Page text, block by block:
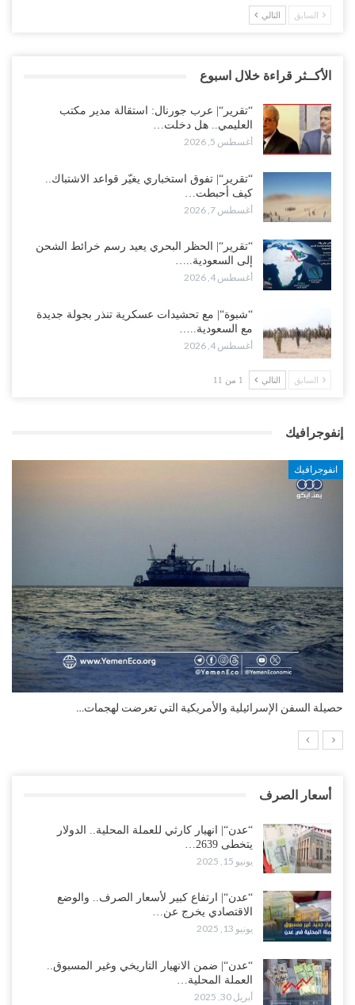
السابق التالي
الأكــثر قراءة خلال اسبوع
“تقرير“| عرب جورنال: استقالة مدير مكتب
العليمي.. هل دخلت…
أغسطس 5, 2026
“تقرير“| تفوق استخباري يغيّر قواعد الاشتباك..
كيف أحبطت…
أغسطس 7, 2026
“تقرير“| الحظر البحري يعيد رسم خرائط الشحن
إلى السعودية..…
أغسطس 4, 2026
“شبوة“| مع تحشيدات عسكرية تنذر بجولة جديدة
مع السعودية..…
أغسطس 4, 2026
السابق التالي 1 من 11
إنفوجرافيك
انفوجرافيك
التضخم السنوي لمنطقة اليورو.. “إنفوجرافيك“..!
أسعار الصرف
“عدن“| انهيار كارثي للعملة المحلية.. الدولار
يتخطى 2639…
يونيو 15, 2025
“عدن“| ارتفاع كبير لأسعار الصرف.. والوضع
الاقتصادي يخرج عن…
يونيو 13, 2025
“عدن“| ضمن الانهيار التاريخي وغير المسبوق..
العملة المحلية…
أبريل 30, 2025